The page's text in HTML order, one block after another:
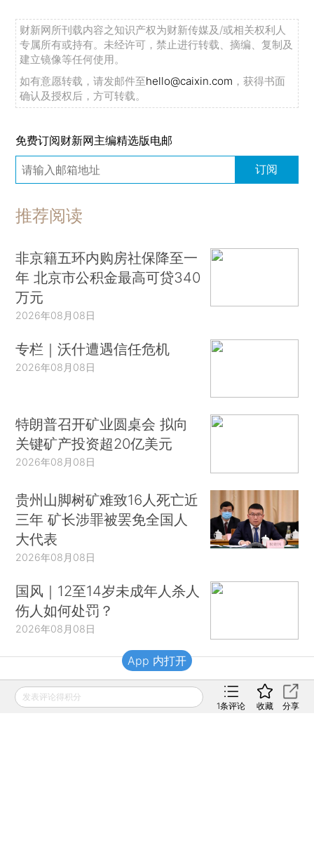
财新网所刊载内容之知识产权为财新传媒及/或相关权利人
专属所有或持有。未经许可，禁止进行转载、摘编、复制及
建立镜像等任何使用。
如有意愿转载，请发邮件至hello@caixin.com ，获得书面
确认及授权后，方可转载。
免费订阅财新网主编精选版电邮
订阅
推荐阅读
非京籍五环内购房社保降至一
年 北京市公积金最高可贷340
万元
2026年08月08日
专栏｜沃什遭遇信任危机
2026年08月08日
特朗普召开矿业圆桌会 拟向
关键矿产投资超20亿美元
2026年08月08日
贵州山脚树矿难致16人死亡近
三年 矿长涉罪被罢免全国人
大代表
2026年08月08日
国风｜12至14岁未成年人杀人
伤人如何处罚？
2026年08月08日
财新移动
发表评论得积分
1条评论 收藏 分享
App 内打开